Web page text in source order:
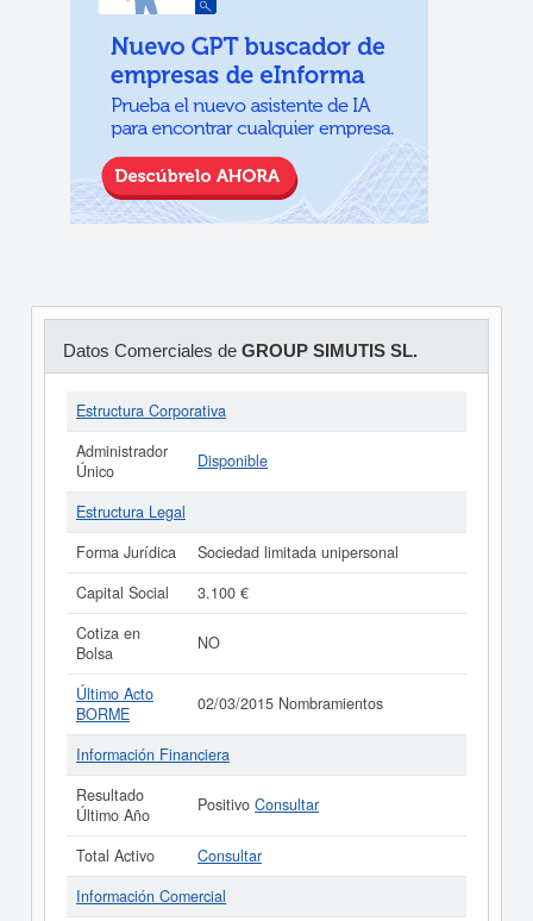
Datos Comerciales de GROUP SIMUTIS SL.
Estructura Corporativa
Administrador
Único
Disponible
Estructura Legal
Forma Jurídica
Sociedad limitada unipersonal
Capital Social
3.100 €
Cotiza en
Bolsa
NO
Último Acto
BORME
02/03/2015 Nombramientos
Información Financiera
Resultado
Último Año
Positivo Consultar
Total Activo
Consultar
Información Comercial